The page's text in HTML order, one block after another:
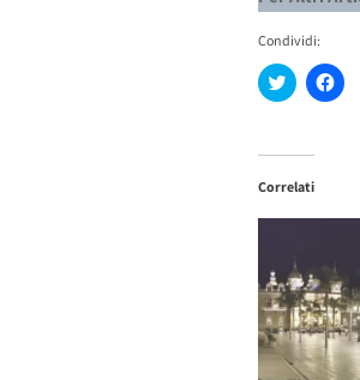
Condividi:
Fai
clic
su
(Si
in
finestra)
Fai
clic
Correlati